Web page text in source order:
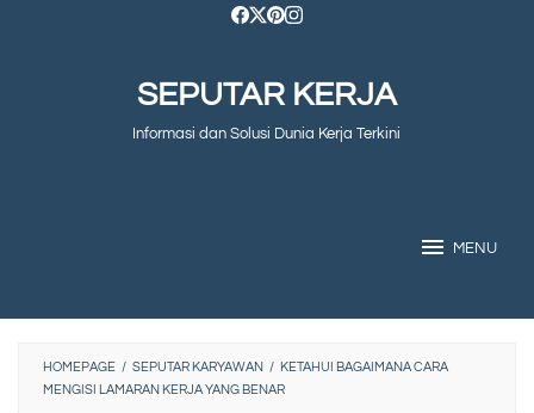
SEPUTAR KERJA
Informasi dan Solusi Dunia Kerja Terkini
MENU
HOMEPAGE / SEPUTAR KARYAWAN / KETAHUI BAGAIMANA CARA
MENGISI LAMARAN KERJA YANG BENAR